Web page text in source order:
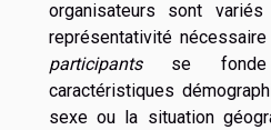
organisateurs sont
représentativité
participantsse fonde
caractéristiques
sexe ou la situation